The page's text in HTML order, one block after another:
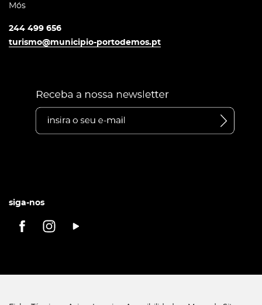
Mós
244 499 656
turismo@municipio-portodemos.pt
siga-nos